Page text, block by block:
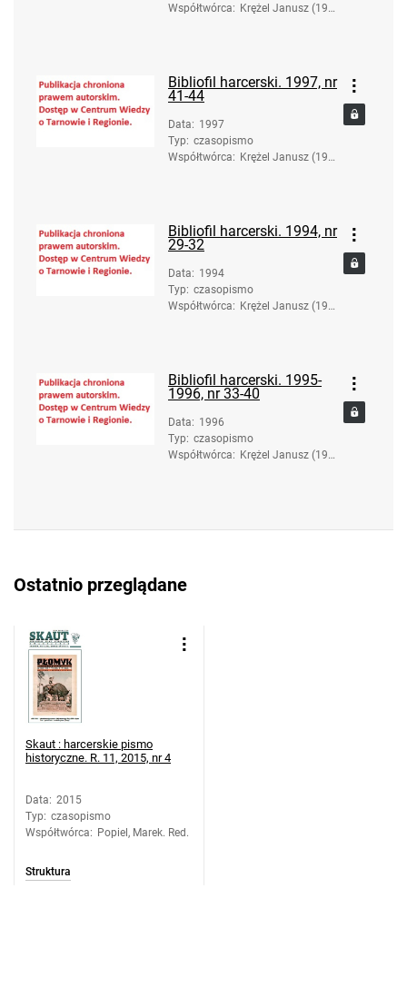
Współtwórca: Krężel Janusz (193
Bibliofil harcerski. 1997, nr
41-44
Data: 1997
Typ: czasopismo
Współtwórca: Krężel Janusz (193
Bibliofil harcerski. 1994, nr
29-32
Data: 1994
Typ: czasopismo
Współtwórca: Krężel Janusz (193
Bibliofil harcerski. 1995-
1996, nr 33-40
Data: 1996
Typ: czasopismo
Współtwórca: Krężel Janusz (193
Ostatnio przeglądane
Skaut : harcerskie pismo
historyczne. R. 11, 2015, nr 4
Data: 2015
Typ: czasopismo
Współtwórca: Popiel, Marek. Red.
Struktura